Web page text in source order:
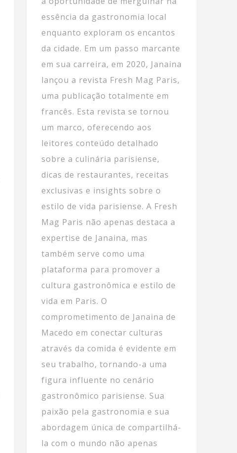
essência da gastronomia local
enquanto exploram os encantos
da cidade. Em um passo marcante
em sua carreira, em 2020, Janaina
lançou a revista Fresh Mag Paris,
uma publicação totalmente em
francês. Esta revista se tornou
um marco, oferecendo aos
leitores conteúdo detalhado
sobre a culinária parisiense,
dicas de restaurantes, receitas
exclusivas e insights sobre o
estilo de vida parisiense. A Fresh
Mag Paris não apenas destaca a
expertise de Janaina, mas
também serve como uma
plataforma para promover a
cultura gastronômica e estilo de
vida em Paris. O
comprometimento de Janaina de
Macedo em conectar culturas
através da comida é evidente em
seu trabalho, tornando-a uma
figura influente no cenário
gastronômico parisiense. Sua
paixão pela gastronomia e sua
abordagem única de compartilhá-
la com o mundo não apenas